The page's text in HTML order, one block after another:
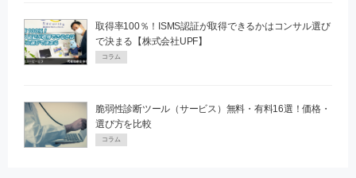
取得率100％！ISMS認証が取得できるかはコンサル選び
で決まる【株式会社UPF】
コラム
脆弱性診断ツール（サービス）無料・有料16選！価格・
選び方を比較
コラム